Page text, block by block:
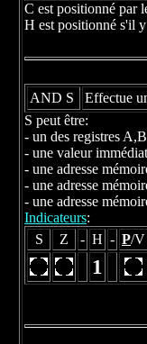
C est positionné par
H est positionné s'il
AND S
Effectue
S peut être:
- un des registres
- une valeur
- une adresse
- une adresse
- une adresse
Indicateurs:
S
Z - H - P/V
1